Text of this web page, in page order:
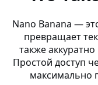
AI space арт —
Создание фото —
AI Генератор
Nano Banana —
превращает
также
Простой доступ
максимально